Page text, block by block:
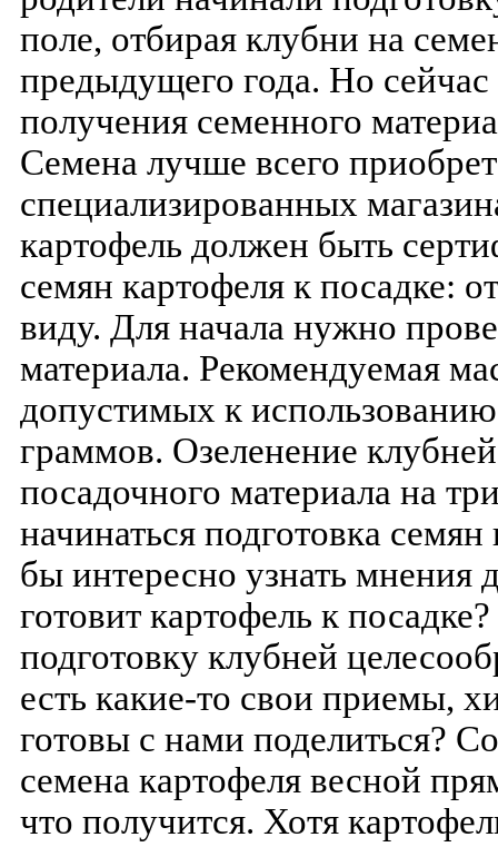
поле, отбирая клубни на
предыдущего года. Но сейчас
получения семенного
Семена лучше всего
специализированных
картофель должен быть
семян картофеля к посадке:
виду. Для начала нужно
материала. Рекомендуемая
допустимых к
граммов. Озеленение
посадочного материала на
начинаться подготовка
бы интересно узнать мнения
готовит картофель к
подготовку клубней
есть какие-то свои приемы,
готовы с нами поделиться?
семена картофеля весной
что получится. Хотя